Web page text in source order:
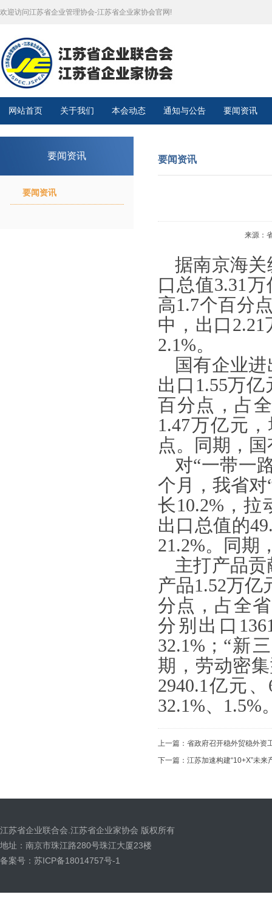
欢迎访问江苏省企业管理协会-江苏省企业家协会官网!
网站首页 关于我们 本会动态 通知与公告 要闻资讯
要闻资讯
要闻资讯
要闻资讯
来源：
据南京海
口总值3.31
高1.7个百分
中，出口
2.1%。
国有企业
出口1.55万
百分点，占
1.47万亿元
点。同期，
对“一带一
个月，我省对
长10.2%，
出口总值的
21.2%。同期
主打产品
产品1.52万亿
分点，占全
分别出口
32.1%；“新
期，劳动密
2940.1亿元
32.1%、1.5%
上一篇： 省政府召开稳外贸稳外资
下一篇： 江苏加速构建“10+X”未来
江苏省企业联合会.江苏省企业家协会 版权所有
地址：南京市珠江路280号珠江大厦23楼
备案号：苏ICP备18014757号-1